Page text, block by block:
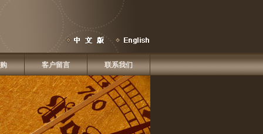
客户留言 联系我们